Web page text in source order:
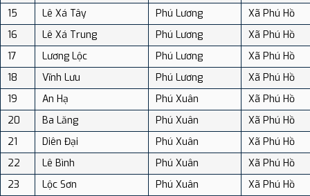
15
Lê Xá Tây Phú Lương
Xã Phú Hồ
16
Lê Xá Trung Phú Lương
Xã Phú Hồ
17
Lương Lộc Phú Lương
Xã Phú Hồ
18
Vĩnh Lưu Phú Lương
Xã Phú Hồ
19
An Hạ Phú Xuân
Xã Phú Hồ
20
Ba Lăng Phú Xuân
Xã Phú Hồ
21
Diên Đại Phú Xuân
Xã Phú Hồ
22
Lê Bình Phú Xuân
Xã Phú Hồ
23
Lộc Sơn Phú Xuân
Xã Phú Hồ